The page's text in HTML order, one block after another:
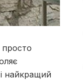
найкращий